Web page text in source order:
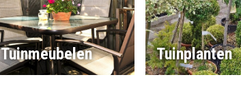
Tuinmeubelen Tuinplanten